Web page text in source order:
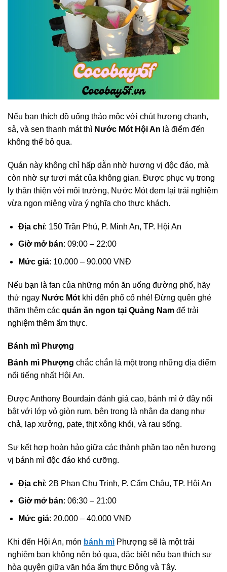
Nếu bạn thích đồ uống thảo mộc với chút hương chanh,
sả, và sen thanh mát thì Nước Mót Hội An là điểm đến
không thể bỏ qua.
Quán này không chỉ hấp dẫn nhờ hương vị độc đáo, mà
còn nhờ sự tươi mát của không gian. Được phục vụ trong
ly thân thiện với môi trường, Nước Mót đem lại trải nghiệm
vừa ngon miệng vừa ý nghĩa cho thực khách.
Địa chỉ: 150 Trần Phú, P. Minh An, TP. Hội An
Giờ mở bán: 09:00 – 22:00
Mức giá: 10.000 – 90.000 VNĐ
Nếu bạn là fan của những món ăn uống đường phố, hãy
thử ngay Nước Mót khi đến phố cổ nhé! Đừng quên ghé
thăm thêm các quán ăn ngon tại Quảng Nam để trải
nghiệm thêm ẩm thực.
Bánh mì Phượng
Bánh mì Phượng chắc chắn là một trong những địa điểm
nổi tiếng nhất Hội An.
Được Anthony Bourdain đánh giá cao, bánh mì ở đây nổi
bật với lớp vỏ giòn rụm, bên trong là nhân đa dạng như
chả, lạp xưởng, pate, thịt xông khói, và rau sống.
Sự kết hợp hoàn hảo giữa các thành phần tạo nên hương
vị bánh mì độc đáo khó cưỡng.
Địa chỉ: 2B Phan Chu Trinh, P. Cẩm Châu, TP. Hội An
Giờ mở bán: 06:30 – 21:00
Mức giá: 20.000 – 40.000 VNĐ
Khi đến Hội An, món bánh mì Phượng sẽ là một trải
nghiệm bạn không nên bỏ qua, đặc biệt nếu bạn thích sự
hòa quyện giữa văn hóa ẩm thực Đông và Tây.